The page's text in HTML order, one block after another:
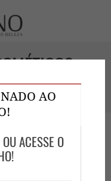
AO
ACESSE O